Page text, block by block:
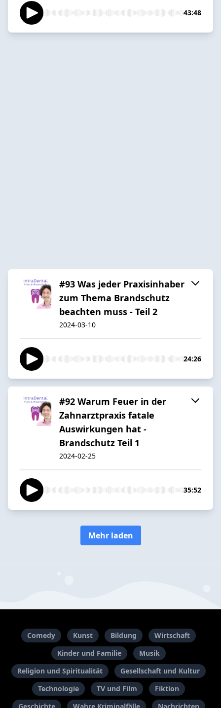
43:48
#93 Was jeder Praxisinhaber
zum Thema Brandschutz
beachten muss - Teil 2
2024-03-10
24:26
#92 Warum Feuer in der
Zahnarztpraxis fatale
Auswirkungen hat -
Brandschutz Teil 1
2024-02-25
35:52
Mehr laden
Comedy Kunst Bildung
Wirtschaft
Kinder und Familie
Musik
Religion und Spiritualität
Gesellschaft und Kultur
Technologie
TV und Film
Fiktion